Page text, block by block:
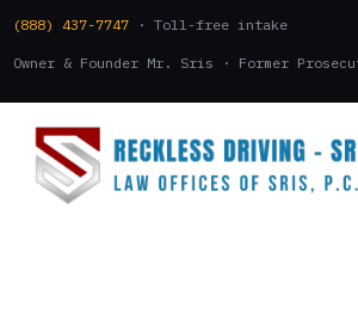
(888) 437-7747 · Toll-free intake
Owner & Founder Mr. Sris · Former